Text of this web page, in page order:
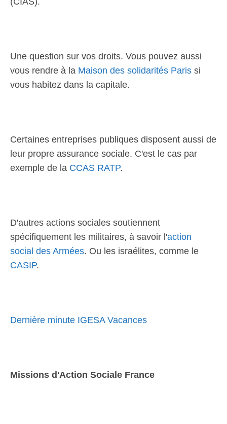
Une question sur vos droits. Vous pouvez aussi
vous rendre à la Maison des solidarités Paris si
vous habitez dans la capitale.
Certaines entreprises publiques disposent aussi de
leur propre assurance sociale. C'est le cas par
exemple de la CCAS RATP.
D'autres actions sociales soutiennent
spécifiquement les militaires, à savoir l'action
social des Armées. Ou les israélites, comme le
CASIP.
Dernière minute IGESA Vacances
Missions d'Action Sociale France